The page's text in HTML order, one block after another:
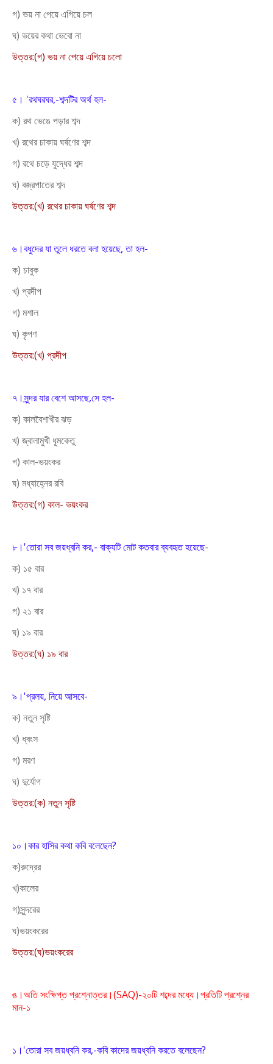
গ) ভয় না পেয়ে এগিয়ে চল
ঘ) ভয়ের কথা ভেবো না
উত্তর:(গ) ভয় না পেয়ে এগিয়ে চলো
৫। 'রথঘরঘর,-শব্দটির অর্থ হল-
ক) রথ ভেঙে পড়ার শব্দ
খ) রথের চাকায় ঘর্ষণের শব্দ
গ) রথে চড়ে যুদ্ধের শব্দ
ঘ) বজ্রপাতের শব্দ
উত্তর:(খ) রথের চাকায় ঘর্ষণের শব্দ
৬।বধুদের যা তুলে ধরতে বলা হয়েছে, তা হল-
ক) চাবুক
খ) প্রদীপ
গ) মশাল
ঘ) কৃপণ
উত্তর:(খ) প্রদীপ
৭।সুন্দর যার বেশে আসছে,সে হল-
ক) কালবৈশাখীর ঝড়
খ) জ্বালামুখী ধূমকেতু
গ) কাল-ভয়ংকর
ঘ) মধ্যাহ্নের রবি
উত্তর:(গ) কাল- ভয়ংকর
৮।'তোরা সব জয়ধ্বনি কর,- বাক্যটি মোট কতবার ব্যবহৃত হয়েছে-
ক) ১৫ বার
খ) ১৭ বার
গ) ২১ বার
ঘ) ১৯ বার
উত্তর:(ঘ) ১৯ বার
৯।'প্রলয়, নিয়ে আসবে-
ক) নতুন সৃষ্টি
খ) ধ্বংস
গ) মরণ
ঘ) দুর্যোগ
উত্তর:(ক) নতুন সৃষ্টি
১০।কার হাসির কথা কবি বলেছেন?
ক)রুদ্রের
খ)কালের
গ)সুন্দরের
ঘ)ভয়ংকরের
উত্তর:(ঘ)ভয়ংকরের
ঙ।অতি সংক্ষিপ্ত প্রশ্নোত্তর।(SAQ)-২০টি শব্দের মধ্যে।প্রতিটি প্রশ্নের
মান-১
১।'তোরা সব জয়ধ্বনি কর,-কবি কাদের জয়ধ্বনি করতে বলেছেন?